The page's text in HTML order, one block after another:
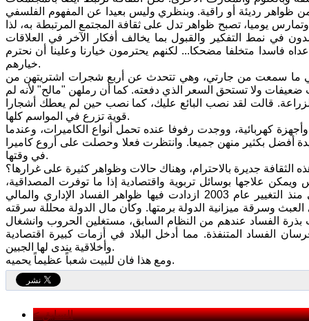
من ظواهر رديئة أو راقية. وبنظري وليس بعيدا عن المفهوم الفلسفي
يوميا، تصبح ظواهر تدل على ثقافة المجتمع المرتبطة به، لذا
في نمط التفكير والقبول بما يخالف أفكار الآخر في العلاقات
فاسدا متخلفا مضحكا... لكنهم يحترمون خيارنا وعلينا أن نحترم
خيارهم.
ما سمعت من جارتي، وهي تتحدث عن أربع شجرات اشتريتهن من
ولا تستحق السعر الذي دفعته. كما أن رملهن "مالح" لأنه لم
قالت لقد نصب البائع عليك، كما نصب حين لم يعطك أشجارا
قوية تزرع في المواسم كلها.
كهربائية، ووجدت رفوفا عنده تحمل أنواع الكاميرات، وعندما
أفضل بكثير منهن جميعا. وانتظرت فعلا وحصلت على أروع كاميرا
في وقتها.
جديرة بالاحترام، وهناك حالات وظواهر كثيرة على غرارها؟
ويمكن علاجها بوسائل تربوية واقتصادية إذا ما توفرت المصداقية،
والإخلاص للوطن العزيز. ولكن مصيبتنا أنها وصلت إلى أعلى سلطات الدولة التي منذ التغيير عام 2003 ازدادت فيها ظواهر الفساد الإداري والمالي
وسرقة ميزانية الدولة برمتها. وكأن مال الدولة محللة سرقته
بذرة الفساد عندهم من النظام السابق، مستغلين الحروب وانشغال
الفساد المتنفذة. مما أدخل البلاد في أزمات كبيرة اقتصادية
وأخلاقية يندى لها الجبين.
ومع هذا فان للبيت شعباً عظيماً يحميه.
< السابق